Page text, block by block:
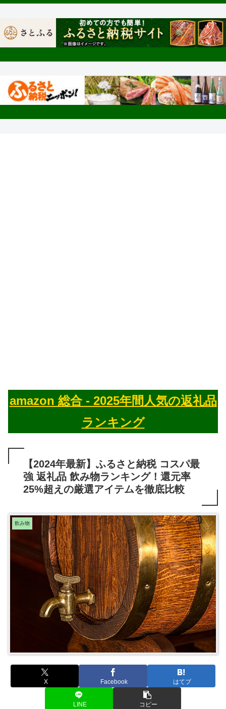
amazon 総合 - 2025年間人気の返礼品
ランキング
【2024年最新】ふるさと納税 コスパ最
強 返礼品 飲み物ランキング！還元率
25%超えの厳選アイテムを徹底比較
飲み物
X Facebook はてブ
LINE コピー